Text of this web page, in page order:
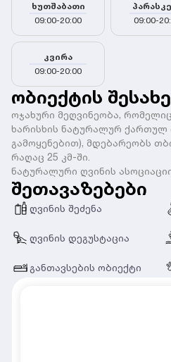
ხუთშაბათი
09:00-20:00
09:00-
კვირა
09:00-20:00
ობიექტის
ოჯახური მეღვინეობა,
ხარისხის ნატურალურ ქართულ
გამოყენებით), მდებარეობს
რაღაც 25 კმ-ში.
ნატურალური ღვინის
შეთავაზებები
ღვინის შეძენა
ღვინის დეგუსტაცია
განთავსების ობიექტი